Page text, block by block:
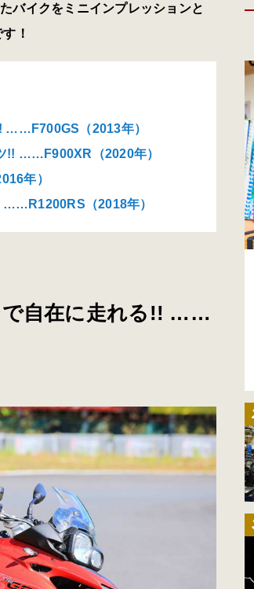
バイクをミニインプレッションと
！
……F700GS（2013年）
!! ……F900XR（2020年）
年）
……R1200RS（2018年）
で自在に走れる!! ……